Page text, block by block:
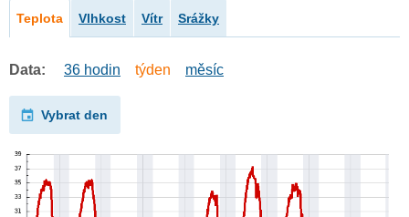
Teplota Vlhkost Vítr Srážky
Data: 36 hodin týden měsíc
Vybrat den